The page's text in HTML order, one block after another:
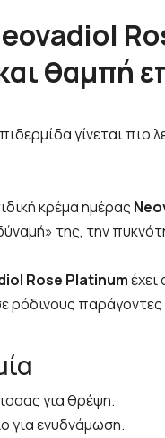
θαμπή
γίνεται πιο
κρέμα ημέρας
της, την
Rose Platinum
ρόδινους
για θρέψη.
για ενυδνάμωση.